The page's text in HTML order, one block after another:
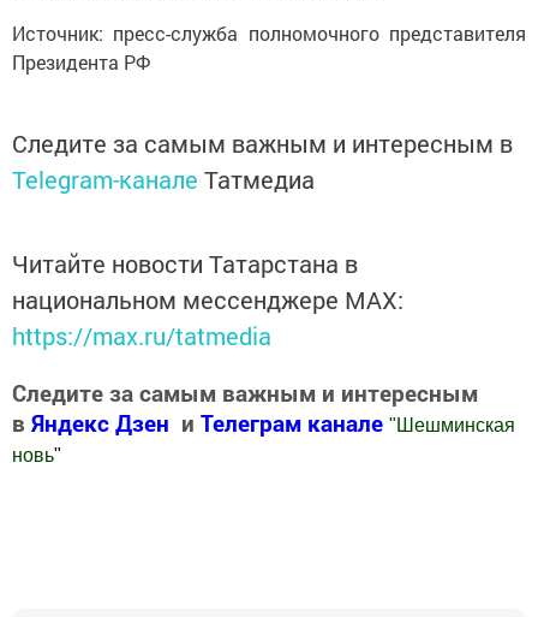
Источник: пресс-служба полномочного представителя
Президента РФ
Следите за самым важным и интересным в
Telegram-канале Татмедиа
Читайте новости Татарстана в
национальном мессенджере MАХ:
https://max.ru/tatmedia
Следите за самым важным и интересным
в Яндекс Дзен и Телеграм канале " Шешминская
новь"